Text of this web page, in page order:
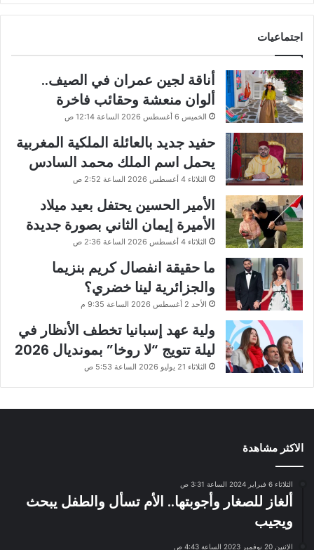
اجتماعيات
أناقة لجين عمران في الصيف..
ألوان منعشة وحقائب فاخرة
الخميس 6 أغسطس 2026 الساعة 12:14 ص
حفيد جديد بالعائلة الملكية المغربية
يحمل اسم الملك محمد السادس
الثلاثاء 4 أغسطس 2026 الساعة 2:52 ص
الأمير الحسين يحتفل بعيد ميلاد
الأميرة إيمان الثاني بصورة جديدة
الثلاثاء 4 أغسطس 2026 الساعة 2:36 ص
ما حقيقة انفصال كريم بنزيما
والجزائرية لينا خضري؟
الأحد 2 أغسطس 2026 الساعة 9:35 م
ولية عهد إسبانيا تخطف الأنظار في
ليلة تتويج “لا روخا” بمونديال 2026
الثلاثاء 21 يوليو 2026 الساعة 5:53 ص
الاكثر مشاهدة
الثلاثاء 6 فبراير 2024 الساعة 3:31 ص
ألغاز للصغار وأجوبتها.. الأم تسأل والطفل يبحث
ويجيب
الإثنين 20 نوفمبر 2023 الساعة 4:43 ص